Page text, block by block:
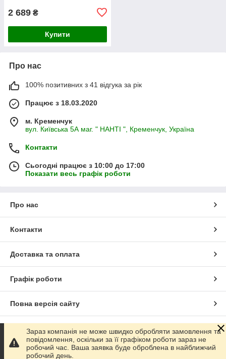
2 689 ₴
Купити
Про нас
100% позитивних з 41 відгука за рік
Працює з 18.03.2020
м. Кременчук
вул. Київська 5А маг. " НАНТІ ", Кременчук, Україна
Контакти
Сьогодні працює з 10:00 до 17:00
Показати весь графік роботи
Про нас
Контакти
Доставка та оплата
Графік роботи
Повна версія сайту
Сайт створено на маркетплейсі Prom.ua
Політика конфіденційності
Зараз компанія не може швидко обробляти замовлення та
повідомлення, оскільки за її графіком роботи зараз не
робочий час. Ваша заявка буде оброблена в найближчий
робочий день.